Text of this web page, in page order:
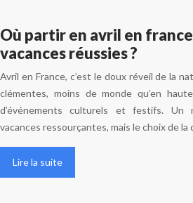
Où partir en avril en
vacances réussies ?
Avril en France, c’est le doux réveil de la
clémentes, moins de monde qu’en
d’événements culturels et festifs. Un
vacances ressourçantes, mais le choix de
Lire la suite